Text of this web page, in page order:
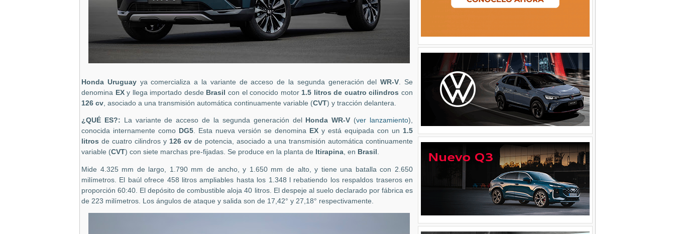
Honda Uruguay ya comercializa a la variante de acceso de la segunda generación delWR-V . Se
denomina EXy llega importado desde Brasil con el conocido motor 1.5 litros de cuatro cilindros con
126 cv , asociado a una transmisión automática continuamente variable (CVT) y tracción delantera.
¿QUÉ ES?: La variante de acceso de la segunda generación del Honda WR-V (ver lanzamiento),
conocida internamente como DG5. Esta nueva versión se denomina EX y está equipada con un 1.5
litros de cuatro cilindros y 126 cv de potencia, asociado a una transmisión automática continuamente
variable (CVT) con siete marchas pre-fijadas. Se produce en la planta de Itirapina, en Brasil .
Mide 4.325 mm de largo, 1.790 mm de ancho, y 1.650 mm de alto, y tiene una batalla con 2.650
milímetros. El baúl ofrece 458 litros ampliables hasta los 1.348 l rebatiendo los respaldos traseros en
proporción 60:40. El depósito de combustible aloja 40 litros. El despeje al suelo declarado por fábrica es
de 223 milímetros. Los ángulos de ataque y salida son de 17,42° y 27,18° respectivamente.